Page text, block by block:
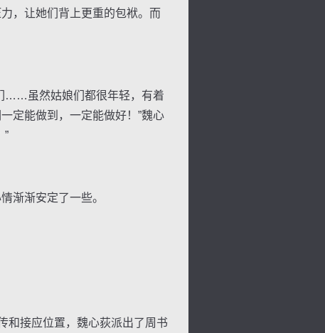
色
，让她们背上更重的包袱。而
……虽然姑娘们都很年轻，有着
定能做到，一定能做好！”魏心
”
渐渐安定了一些。
接应位置，魏心荻派出了周书